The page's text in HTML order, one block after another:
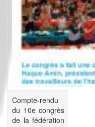
Compte-rendu
du 10e congrès
de la fédération